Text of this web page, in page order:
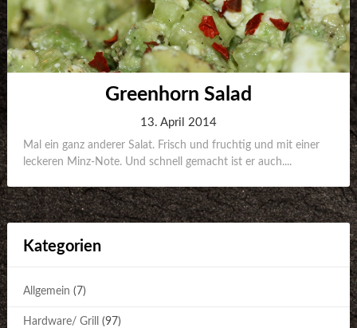
Greenhorn Salad
13. April 2014
Mal ein ganz anderer Salat. Frisch und fruchtig und mit einer
leckeren Minz-Note. Und schnell gemacht ist er auch....
Kategorien
Allgemein (7)
Hardware/ Grill (97)